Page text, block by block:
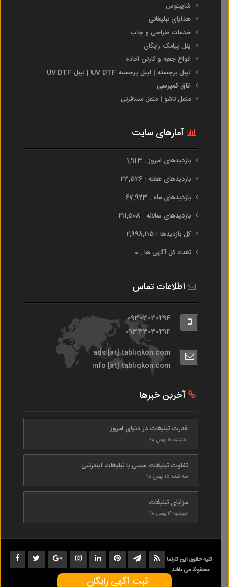
شاپینوس
هدایای تبلیغاتی
خدمات طراحی و چاپ
پنل پیامک رایگان
انواع جعبه و کارتن آماده
لیبل برجسته | لیبل برجسته UV DTF | لیبل UV DTF
اتاق کمپرسی
منقل تاشو | منقل مسافرتی
آمارهای سایت
بازدیدهای امروز : 1,913
بازدیدهای هفته : 23,526
بازدیدهای ماه : 67,923
بازدیدهای سالانه : 211,508
کل بازدیدها : 2,998,115
تعداد کل آگهی ها : 0
اطلاعات تماس
09303030294
09333030294
ads [at] tabliqkon.com
info [at] tabliqkon.com
آخرین خبرها
قدرت تبلیغات در دنیای امروز
یکشنبه ۲۰ بهمن ۹۸
تفاوت تبلیغات سنتی با تبلیغات اینترنتی
سه شنبه ۱۵ بهمن ۹۸
مزایای تبلیغات
دوشنبه ۱۴ بهمن ۹۸
کلیه حقوق این تارنما
محفوظ می باشد.
1402-1398
ثبت آگهی رایگان